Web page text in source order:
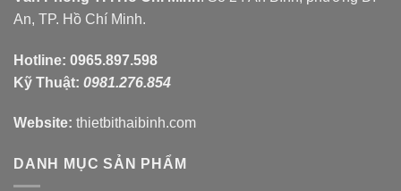
An, TP. Hồ Chí Minh.
Hotline: 0965.897.598
Kỹ Thuật: 0981.276.854
Website: thietbithaibinh.com
DANH MỤC SẢN PHẨM